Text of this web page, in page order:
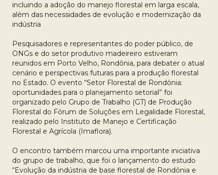
incluindo a adoção do manejo florestal em larga escala,
além das necessidades de evolução e modernização da
indústria
Pesquisadores e representantes do poder público, de
ONGs e do setor produtivo madeireiro estiveram
reunidos em Porto Velho, Rondônia, para debater o atual
cenário e perspectivas futuras para a produção florestal
no Estado. O evento “Setor Florestal de Rondônia:
oportunidades para o planejamento setorial” foi
organizado pelo Grupo de Trabalho (GT) de Produção
Florestal do Fórum de Soluções em Legalidade Florestal,
realizado pelo Instituto de Manejo e Certificação
Florestal e Agrícola (Imaflora).
O encontro também marcou uma importante iniciativa
do grupo de trabalho, que foi o lançamento do estudo
“Evolução da indústria de base florestal de Rondônia e